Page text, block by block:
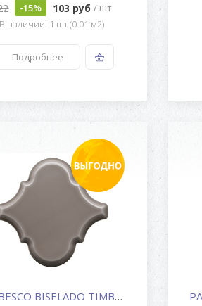
-15% 103 руб/ шт
В наличии: 1 шт (0.01 м2)
Подробнее
ARABESCO BISELADO TIMBERLINE